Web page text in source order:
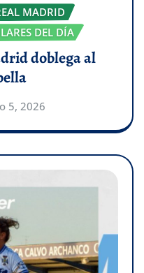
MADRID
DEL DÍA
doblega al
5, 2026